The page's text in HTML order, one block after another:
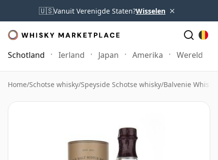
🇺🇸Vanuit Verenigde Staten?Wisselen ×
Schotland Ierland Japan Amerika Wereld
Home/Schotse whisky/Speyside Schotse whisky/Balvenie Whisky